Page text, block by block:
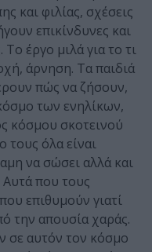
και φιλίας, σχέσεις
επικίνδυνες και
Το έργο μιλά για το τι
άρνηση. Τα παιδιά
πώς να ζήσουν,
των ενηλίκων,
κόσμου σκοτεινού
τους όλα είναι
να σώσει αλλά και
Αυτά που τους
επιθυμούν γιατί
την απουσία χαράς.
σε αυτόν τον κόσμο